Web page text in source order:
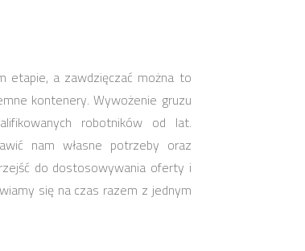
etapie, a zawdzięczać można to
kontenery. Wywożenie gruzu
robotników od lat.
nam własne potrzeby oraz
do dostosowywania oferty i
się na czas razem z jednym